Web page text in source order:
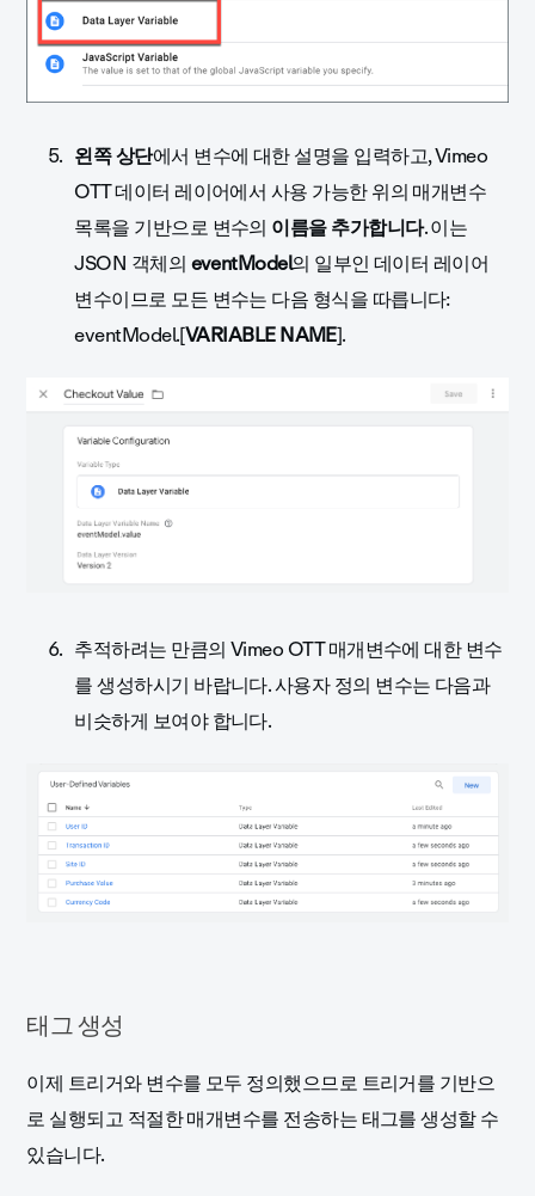
왼쪽 상단에서 변수에 대한 설명을 입력하고, Vimeo
OTT 데이터 레이어에서 사용 가능한 위의 매개변수
목록을 기반으로 변수의 이름을 추가합니다. 이는
JSON 객체의eventModel의 일부인 데이터 레이어
변수이므로 모든 변수는 다음 형식을 따릅니다:
eventModel.[VARIABLE NAME].
추적하려는 만큼의 Vimeo OTT 매개변수에 대한 변수
를 생성하시기 바랍니다. 사용자 정의 변수는 다음과
비슷하게 보여야 합니다.
태그 생성
이제 트리거와 변수를 모두 정의했으므로 트리거를 기반으
로 실행되고 적절한 매개변수를 전송하는 태그를 생성할 수
있습니다.